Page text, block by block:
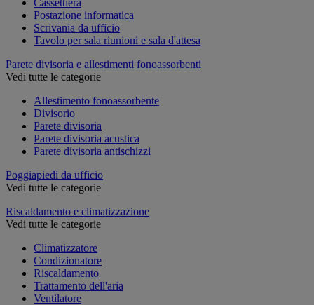
Postazione informatica
Scrivania da ufficio
Tavolo per sala riunioni e sala d'attesa
Parete divisoria e allestimenti fonoassorbenti
Vedi tutte le categorie
Allestimento fonoassorbente
Divisorio
Parete divisoria
Parete divisoria acustica
Parete divisoria antischizzi
Poggiapiedi da ufficio
Vedi tutte le categorie
Riscaldamento e climatizzazione
Vedi tutte le categorie
Climatizzatore
Condizionatore
Riscaldamento
Trattamento dell'aria
Ventilatore